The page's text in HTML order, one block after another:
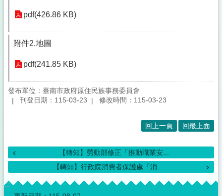
pdf(426.86 KB)
附件2.地圖
pdf(241.85 KB)
發布單位：臺南市政府原住民族事務委員會
刊登日期：115-03-23
修改時間：115-03-23
回上一頁 回最上面
【轉知】勞動部修正「推動職業安...
【轉知】行政院消費者保護處「消...
:::